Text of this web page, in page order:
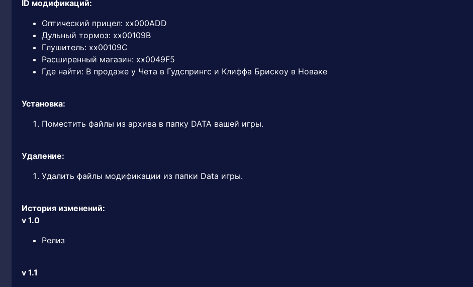
ID модификаций:
Оптический прицел: xx000ADD
Дульный тормоз: xx00109B
Глушитель: xx00109C
Расширенный магазин: xx0049F5
Где найти: В продаже у Чета в Гудспрингс и Клиффа Брискоу в Новаке
Установка:
Поместить файлы из архива в папку DATA вашей игры.
Удаление:
Удалить файлы модификации из папки Data игры.
История изменений:
v 1.0
Релиз
v 1.1